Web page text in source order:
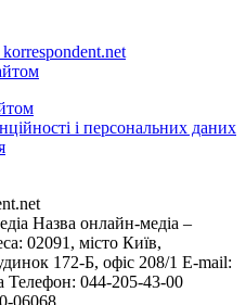
і персональних даних
Назва онлайн-медіа –
02091, місто Київ,
172-Б, офіс 208/1 E-mail:
Телефон: 044-205-43-00
06068